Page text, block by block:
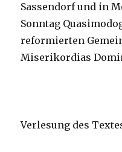
Sassendorf und in
Sonntag
reformierten
Miserikordias
Verlesung des